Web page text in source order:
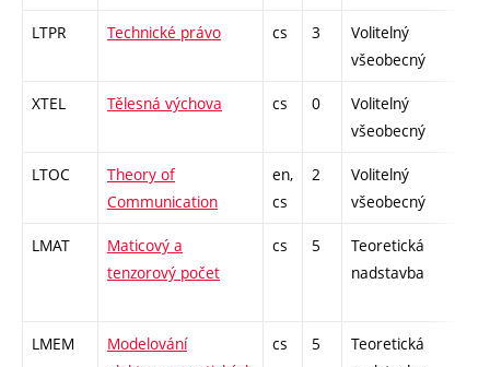
LTPR Technické právo cs 3
Volitelný
všeobecný
XTEL Tělesná výchova cs 0
Volitelný
všeobecný
LTOC
Theory of
Communication
en,
cs
2
Volitelný
všeobecný
LMAT
Maticový a
tenzorový počet
cs 5
Teoretická
nadstavba
LMEM
Modelování
cs 5
Teoretická